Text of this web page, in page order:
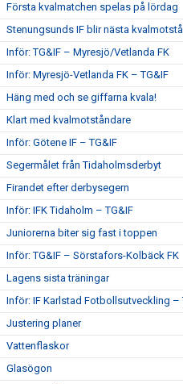
Första kvalmatchen spelas på lördag
Stenungsunds IF blir nästa
Inför: TG&IF – Myresjö/Vetlanda FK
Inför: Myresjö-Vetlanda FK – TG&IF
Häng med och se giffarna kvala!
Klart med kvalmotståndare
Inför: Götene IF – TG&IF
Segermålet från Tidaholmsderbyt
Firandet efter derbysegern
Inför: IFK Tidaholm – TG&IF
Juniorerna biter sig fast i toppen
Inför: TG&IF – Sörstafors-Kolbäck FK
Lagens sista träningar
Inför: IF Karlstad Fotbollsutveckling –
Justering planer
Vattenflaskor
Glasögon